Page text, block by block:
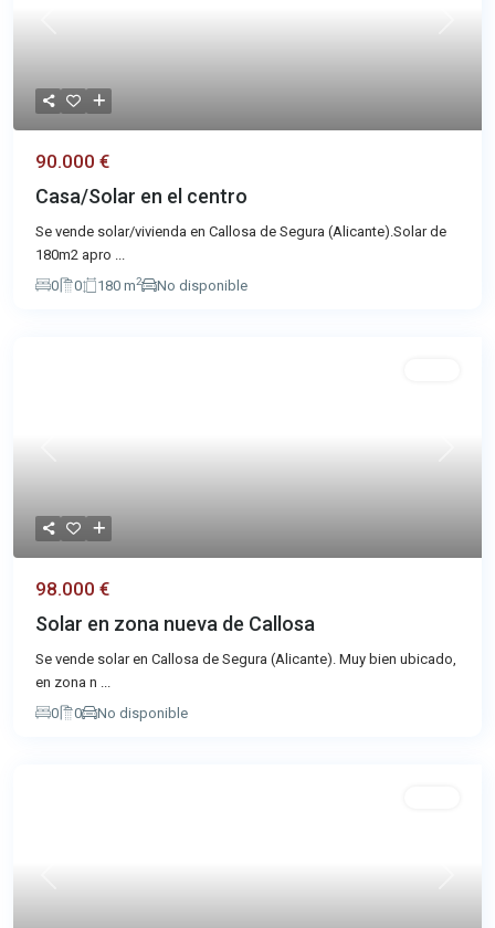
90.000 €
Casa/Solar en el centro
Se vende solar/vivienda en Callosa de Segura (Alicante).Solar de
180m2 apro ...
0
0 180 m2 No disponible
98.000 €
Solar en zona nueva de Callosa
Se vende solar en Callosa de Segura (Alicante). Muy bien ubicado,
en zona n ...
0
0 No disponible